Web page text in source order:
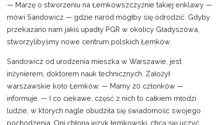
— Marzę o stworzeniu na Łemkowszczyźnie takiej enklawy —
mówi Sandowicz — gdzie naród mógłby się odrodzić. Gdyby
przekazano nam jakiś upadły PGR w okolicy Gładyszowa,
stworzylibyśmy nowe centrum polskich Łemków.
Sandowicz od urodzenia mieszka w Warszawie, jest
inżynierem, doktorem nauk technicznych. Założył
warszawskie koło Łemków. — Mamy 20 członków —
informuje. — I co ciekawe, część z nich to całkiem młodzi
ludzie, w których nagle obudziła się świadomość swojego
pochodzenia. Oni chłoną język łemkowski, chcą się uczyć,